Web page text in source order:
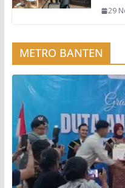
29
METRO BANTEN